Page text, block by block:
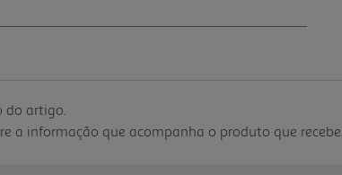
artigo.
a informação que acompanha o produto que recebe.